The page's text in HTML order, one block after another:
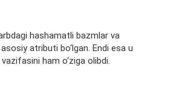
hashamatli bazmlar va
atributi bo‘lgan. Endi esa u
ham o‘ziga olibdi.